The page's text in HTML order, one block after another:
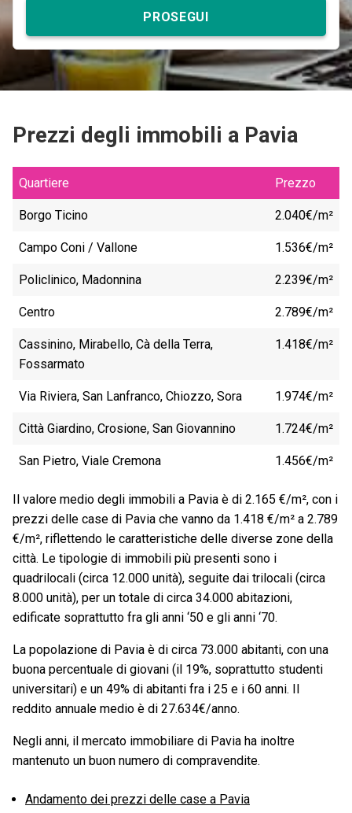
PROSEGUI
Prezzi degli immobili a Pavia
Quartiere Prezzo
Borgo Ticino 2.040€/m²
Campo Coni / Vallone 1.536€/m²
Policlinico, Madonnina 2.239€/m²
Centro 2.789€/m²
Cassinino, Mirabello, Cà della Terra,
Fossarmato
1.418€/m²
Via Riviera, San Lanfranco, Chiozzo, Sora 1.974€/m²
Città Giardino, Crosione, San Giovannino 1.724€/m²
San Pietro, Viale Cremona 1.456€/m²
Il valore medio degli immobili a Pavia è di 2.165 €/m², con i
prezzi delle case di Pavia che vanno da 1.418 €/m² a 2.789
€/m², riflettendo le caratteristiche delle diverse zone della
città. Le tipologie di immobili più presenti sono i
quadrilocali (circa 12.000 unità), seguite dai trilocali (circa
8.000 unità), per un totale di circa 34.000 abitazioni,
edificate soprattutto fra gli anni ‘50 e gli anni ‘70.
La popolazione di Pavia è di circa 73.000 abitanti, con una
buona percentuale di giovani (il 19%, soprattutto studenti
universitari) e un 49% di abitanti fra i 25 e i 60 anni. Il
reddito annuale medio è di 27.634€/anno.
Negli anni, il mercato immobiliare di Pavia ha inoltre
mantenuto un buon numero di compravendite.
Andamento dei prezzi delle case a Pavia